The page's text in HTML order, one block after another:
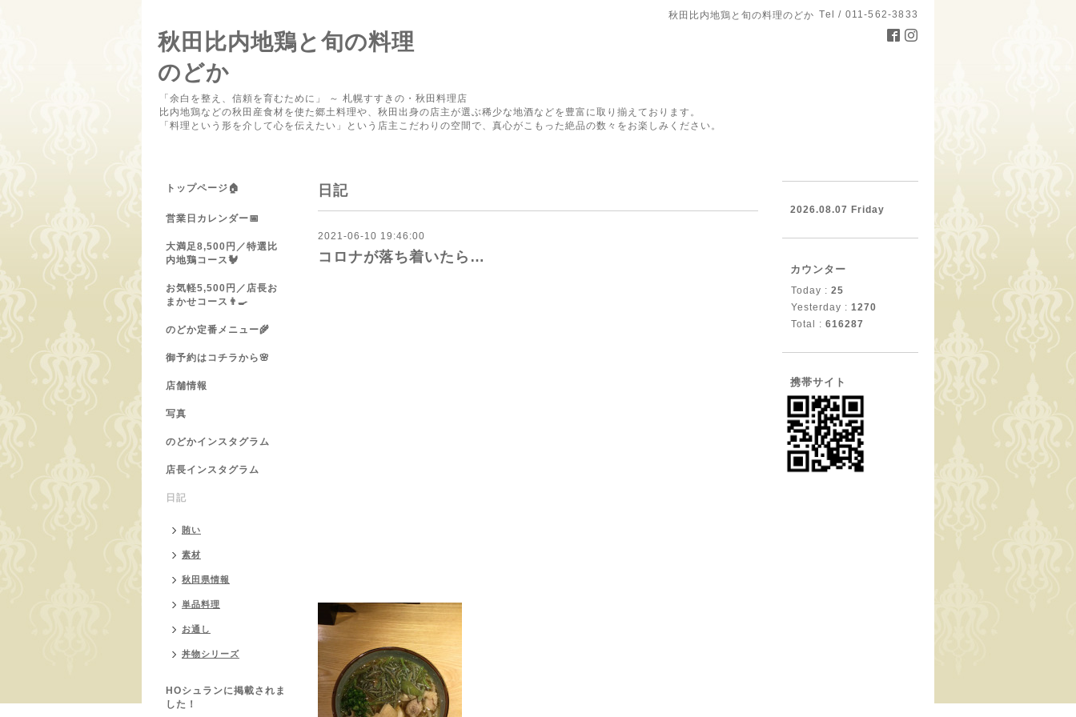
秋田比内地鶏と旬の料理のどか Tel / 011-562-3833
秋田比内地鶏と旬の料理
のどか
「余白を整え、信頼を育むために」 ～ 札幌すすきの・秋田料理店
比内地鶏などの秋田産食材を使た郷土料理や、秋田出身の店主が選ぶ稀少な地酒などを豊富に取り揃えております。
「料理という形を介して心を伝えたい」という店主こだわりの空間で、真心がこもった絶品の数々をお楽しみください。
日記
2021-06-10 19:46:00
コロナが落ち着いたら…
トップページ🏠
営業日カレンダー📅
大満足8,500円／特選比
内地鶏コース🐓
お気軽5,500円／店長お
まかせコース👨‍🍳
のどか定番メニュー🌾
御予約はコチラから🌸
店舗情報
写真
のどかインスタグラム
店長インスタグラム
日記
賄い
素材
秋田県情報
単品料理
お通し
丼物シリーズ
HOシュランに掲載されま
した！
2026.08.07 Friday
カウンター
Today : 25
Yesterday : 1270
Total : 616287
携帯サイト